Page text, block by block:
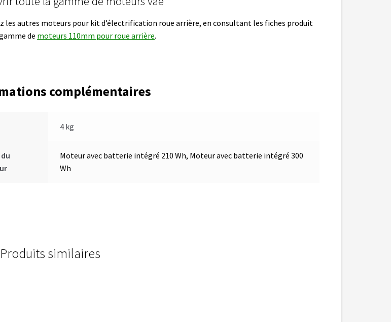
les autres moteurs pour kit d’électrification roue arrière, en consultant les fiches produit
de moteurs 110mm pour roue arrière.
complémentaires
4 kg
Moteur avec batterie intégré 210 Wh, Moteur avec batterie intégré 300
Wh
Produits similaires